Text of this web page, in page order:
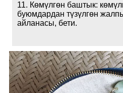
11. Көмүлгөн баштык:
буюмдардан түзүлгөн
айланасы, бети.